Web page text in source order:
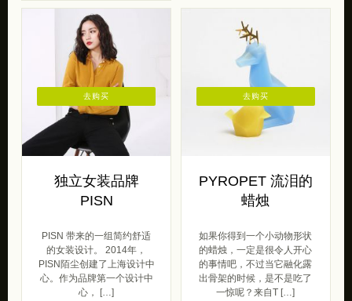
独立女装品牌
PISN
PISN 带来的一组简约舒适
的女装设计。 2014年，
PISN陌尘创建了上海设计中
心。作为品牌第一个设计中
心， […]
去购买
PYROPET 流泪的
蜡烛
如果你得到一个小动物形状
的蜡烛，一定是很令人开心
的事情吧，不过当它融化露
出骨架的时候，是不是吃了
一惊呢？来自T […]
去购买